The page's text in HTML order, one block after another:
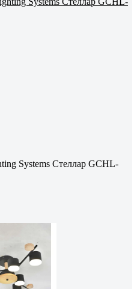
Systems Стеллар GCHL-